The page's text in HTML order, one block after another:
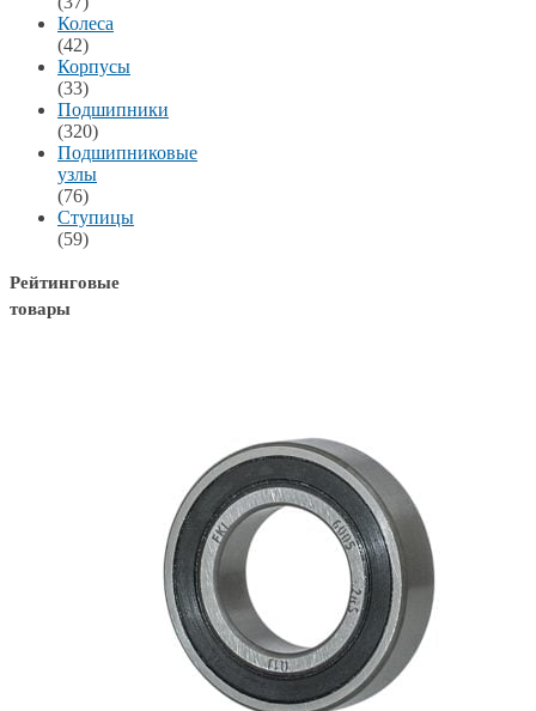
Колеса
(42)
Корпусы
(33)
Подшипники
(320)
Подшипниковые
узлы
(76)
Ступицы
(59)
Рейтинговые
товары